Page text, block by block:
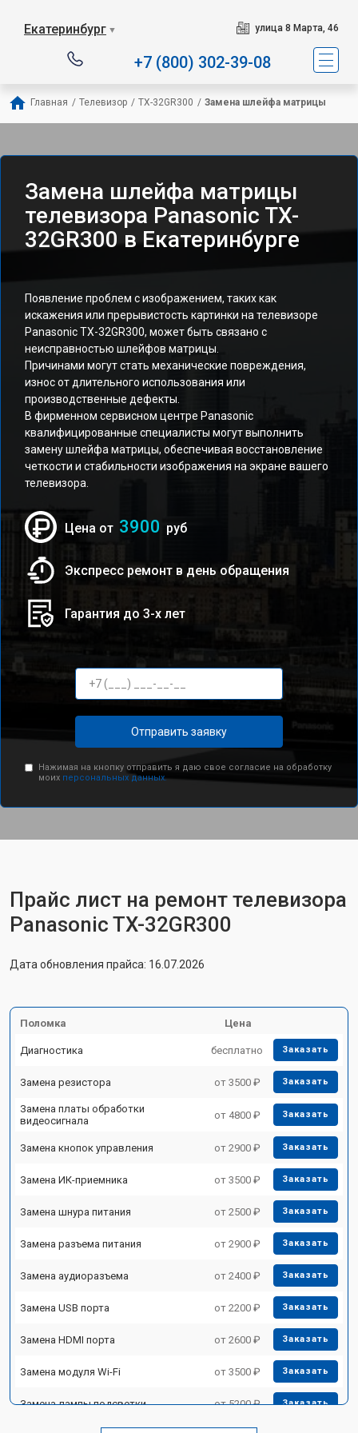
Екатеринбург ▼ улица 8 Марта, 46
+7 (800) 302-39-08
Главная / Телевизор / TX-32GR300 / Замена шлейфа матрицы
Замена шлейфа матрицы
телевизора Panasonic TX-
32GR300 в Екатеринбурге
Появление проблем с изображением, таких как
искажения или прерывистость картинки на телевизоре
Panasonic TX-32GR300, может быть связано с
неисправностью шлейфов матрицы.
Причинами могут стать механические повреждения,
износ от длительного использования или
производственные дефекты.
В фирменном сервисном центре Panasonic
квалифицированные специалисты могут выполнить
замену шлейфа матрицы, обеспечивая восстановление
четкости и стабильности изображения на экране вашего
телевизора.
Цена от 3900 руб
Экспресс ремонт в день обращения
Гарантия до 3-х лет
Отправить заявку
Нажимая на кнопку отправить я даю свое согласие на обработку
моих персональных данных.
Прайс лист на ремонт телевизора
Panasonic TX-32GR300
Дата обновления прайса: 16.07.2026
Поломка Цена
Диагностика бесплатно Заказать
Замена резистора от 3500 ₽ Заказать
Замена платы обработки
видеосигнала
от 4800 ₽ Заказать
Замена кнопок управления от 2900 ₽ Заказать
Замена ИК-приемника от 3500 ₽ Заказать
Замена шнура питания от 2500 ₽ Заказать
Замена разъема питания от 2900 ₽ Заказать
Замена аудиоразъема от 2400 ₽ Заказать
Замена USB порта от 2200 ₽ Заказать
Замена HDMI порта от 2600 ₽ Заказать
Замена модуля Wi-Fi от 3500 ₽ Заказать
Замена лампы подсветки от 5200 ₽ Заказать